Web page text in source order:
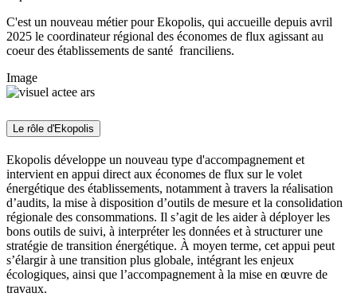
C'est un nouveau métier pour Ekopolis, qui accueille depuis avril
2025 le coordinateur régional des économes de flux agissant au
coeur des établissements de santé franciliens.
Image
Le rôle d'Ekopolis
Ekopolis développe un nouveau type d'accompagnement et
intervient en appui direct aux économes de flux sur le volet
énergétique des établissements, notamment à travers la réalisation
d’audits, la mise à disposition d’outils de mesure et la consolidation
régionale des consommations. Il s’agit de les aider à déployer les
bons outils de suivi, à interpréter les données et à structurer une
stratégie de transition énergétique. À moyen terme, cet appui peut
s’élargir à une transition plus globale, intégrant les enjeux
écologiques, ainsi que l’accompagnement à la mise en œuvre de
travaux.